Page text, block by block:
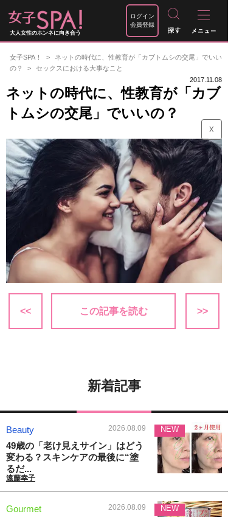
大人女性のホンネに向き合う
ログイン
会員登録
女子SPA！
ネットの時代に、性教育が「カブトムシの交尾」でいい
の？
セックスにおける大事なこと
2017.11.08
ネットの時代に、性教育が「カブ
トムシの交尾」でいいの？
☓
<< この記事を読む >>
新着記事
Beauty 2026.08.09
49歳の「老け見えサイン」はどう
変わる？スキンケアの最後に“塗
るだ...
遠藤幸子
NEW
Gourmet 2026.08.09 NEW